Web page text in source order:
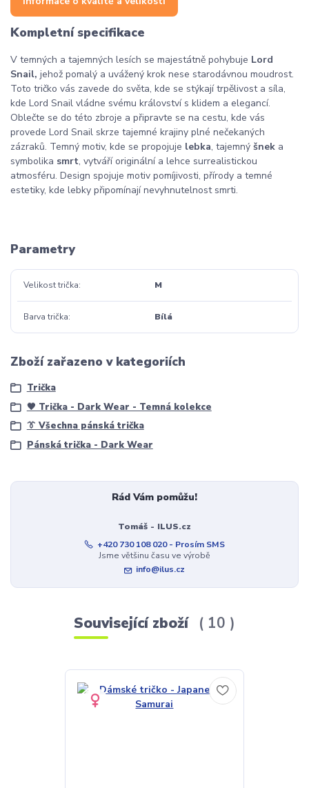
Kompletní specifikace
V temných a tajemných lesích se majestátně pohybuje Lord
Snail, jehož pomalý a uvážený krok nese starodávnou moudrost.
Toto tričko vás zavede do světa, kde se stýkají trpělivost a síla,
kde Lord Snail vládne svému království s klidem a elegancí.
Oblečte se do této zbroje a připravte se na cestu, kde vás
provede Lord Snail skrze tajemné krajiny plné nečekaných
zázraků. Temný motiv, kde se propojuje lebka, tajemný šnek a
symbolika smrt, vytváří originální a lehce surrealistickou
atmosféru. Design spojuje motiv pomíjivosti, přírody a temné
estetiky, kde lebky připomínají nevyhnutelnost smrti.
Parametry
Velikost trička M
Barva trička Bílá
Zboží zařazeno v kategoriích
Trička
🖤 Trička - Dark Wear - Temná kolekce
👔 Všechna pánská trička
Pánská trička - Dark Wear
Rád Vám pomůžu!
Tomáš - ILUS.cz
+420 730 108 020 - Prosím SMS
Jsme většinu času ve výrobě
info@ilus.cz
Související zboží 10